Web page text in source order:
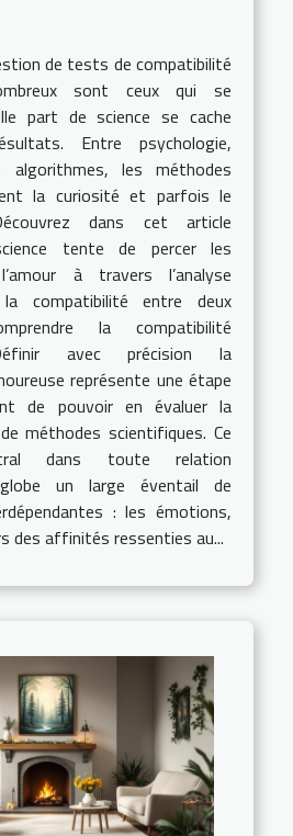
de tests de compatibilité
sont ceux qui se
part de science se cache
Entre psychologie,
les méthodes
la curiosité et parfois le
dans cet article
tente de percer les
à travers l’analyse
compatibilité entre deux
la compatibilité
avec précision la
représente une étape
de pouvoir en évaluer la
méthodes scientifiques. Ce
dans toute relation
un large éventail de
: les émotions,
des affinités ressenties au...